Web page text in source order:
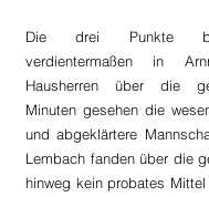
Die drei Punkte
verdientermaßen in
Hausherren über die
Minuten gesehen die
und abgeklärtere
Lembach fanden über die
hinweg kein probates